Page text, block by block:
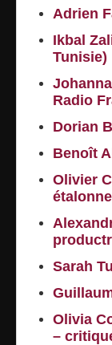
Adrien
Ikbal
Tunisie)
Radio
Dorian
Benoît
Olivier
Sarah
Olivia
–